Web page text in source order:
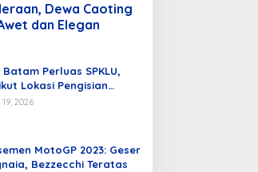
Dewa Caoting
dan Elegan
Batam Perluas SPKLU,
Lokasi Pengisian
Listrik di Batam
2026
MotoGP 2023: Geser
Bezzecchi Teratas